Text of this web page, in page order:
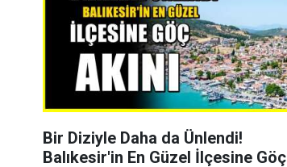
Bir Diziyle Daha da Ünlendi!
Balıkesir'in En Güzel İlçesine Göç